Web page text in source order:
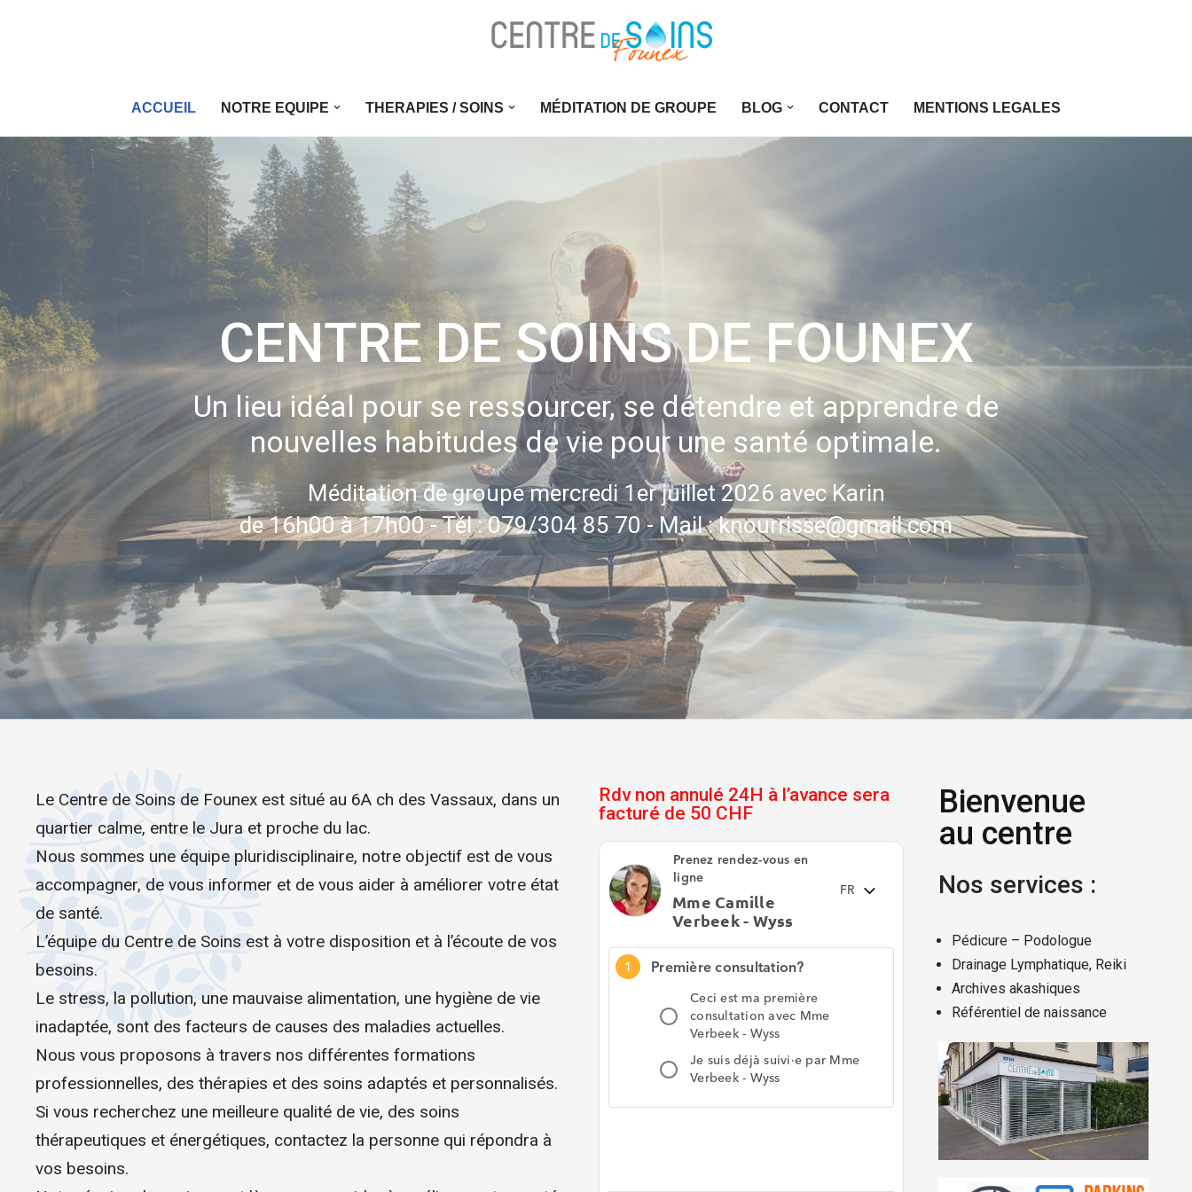
ACCUEIL NOTRE EQUIPE THERAPIES / SOINS MÉDITATION DE GROUPE BLOG CONTACT MENTIONS LEGALES
CENTRE DE SOINS DE FOUNEX
Un lieu idéal pour se ressourcer, se détendre et apprendre de
nouvelles habitudes de vie pour une santé optimale.
Méditation de groupe mercredi 1er juillet 2026 avec Karin
de 16h00 à 17h00 - Tél : 079/304 85 70 - Mail : knourrisse@gmail.com
Le Centre de Soins de Founex est situé au 6A ch des Vassaux, dans un
quartier calme, entre le Jura et proche du lac.
Nous sommes une équipe pluridisciplinaire, notre objectif est de vous
accompagner, de vous informer et de vous aider à améliorer votre état
de santé.
L’équipe du Centre de Soins est à votre disposition et à l’écoute de vos
besoins.
Le stress, la pollution, une mauvaise alimentation, une hygiène de vie
inadaptée, sont des facteurs de causes des maladies actuelles.
Nous vous proposons à travers nos différentes formations
professionnelles, des thérapies et des soins adaptés et personnalisés.
Si vous recherchez une meilleure qualité de vie, des soins
thérapeutiques et énergétiques, contactez la personne qui répondra à
vos besoins.
Rdv non annulé 24H à l’avance sera
facturé de 50 CHF
Bienvenue
au centre
Nos services :
Pédicure – Podologue
Drainage Lymphatique, Reiki
Archives akashiques
Référentiel de naissance